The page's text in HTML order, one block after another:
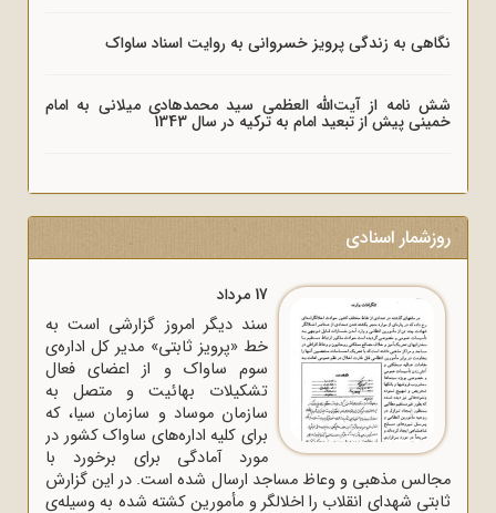
نگاهی به زندگی پرویز خسروانی به روایت اسناد ساواک
شش نامه از آیت‌الله العظمی سید محمدهادی میلانی به امام
خمینی پیش از تبعید امام به ترکیه در سال 1343
روزشمار اسنادی
17 مرداد
سند دیگر امروز گزارشی است به
خط «پرویز ثابتی» مدیر کل اداره‌ی
سوم ساواک و از اعضای فعال
تشکیلات بهائیت و متصل به
سازمان موساد و سازمان سیا، که
برای کلیه اداره‌های ساواک‌ کشور در
مورد آمادگی برای برخورد با
مجالس مذهبی و وعاظ مساجد ارسال شده است. در این گزارش
ثابتی شهدای انقلاب را اخلالگر و مأمورین کشته شده به وسیله‌ی